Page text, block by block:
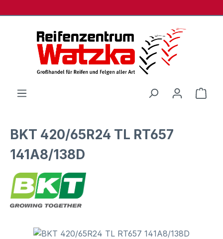
BKT 420/65R24 TL RT657
141A8/138D
Bildergalerie überspringen